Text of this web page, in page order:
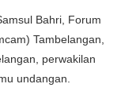
Bahri, Forum
Tambelangan,
perwakilan
undangan.